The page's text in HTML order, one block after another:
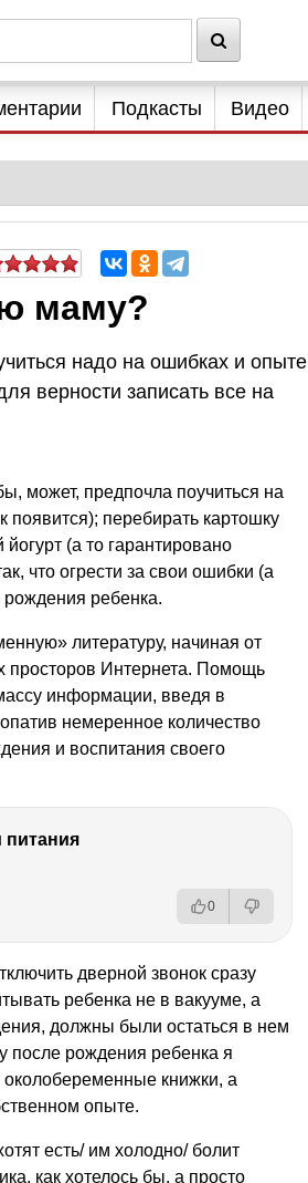
Подкасты Видео
маму?
надо на ошибках и опыте
верности записать все на
может, предпочла поучиться на
перебирать картошку
(а то гарантировано
что огрести за свои ошибки (а
ребенка.
литературу, начиная от
просторов Интернета. Помощь
информации, введя в
немеренное количество
и воспитания своего
0
дверной звонок сразу
ребенка не в вакууме, а
должны были остаться в нем
после рождения ребенка я
книжки, а
опыте.
есть/ им холодно/ болит
как хотелось бы, а просто